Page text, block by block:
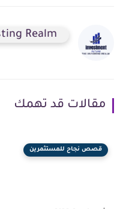
Realm
مقالات قد تهمك
قصص نجاح للمستثمرين